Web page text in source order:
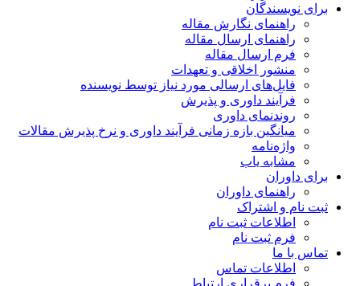
برای نویسندگان
راهنمای نگارش مقاله
راهنمای ارسال مقاله
فرم ارسال مقاله
منشور اخلاقی و تعهدات
فایل‌های ارسالی مورد نیاز توسط نویسنده
فرآیند داوری و پذیرش
روندنمای داوری
میانگین بازه زمانی فرآیند داوری و نرخ پذیرش مقالات
واژه‌نامه
مشابه یاب
برای داوران
راهنمای داوران
ثبت نام و اشتراک
اطلاعات ثبت نام
فرم ثبت نام
تماس با ما
اطلاعات تماس
فرم برقراری ارتباط